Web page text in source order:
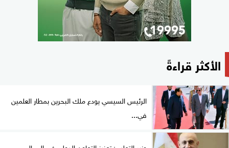
الأكثر قراءةً
الرئيس السيسي يودع ملك البحرين بمطار العلمين
في...